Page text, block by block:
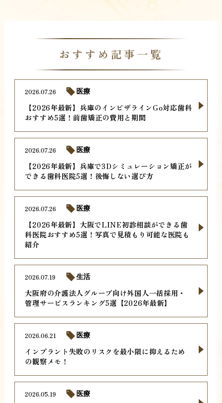
おすすめ記事一覧
【2026年最新】兵庫のインビザラインGo対応歯科
おすすめ5選！前歯矯正の費用と期間
2026.07.26 医療
【2026年最新】兵庫で3Dシミュレーション矯正が
できる歯科医院5選！後悔しない選び方
2026.07.26 医療
【2026年最新】大阪でLINE初診相談ができる歯
科医院おすすめ5選！写真で見積もり可能な医院も
紹介
2026.07.26 医療
大阪府の介護法人グループ向け外国人一括採用・
管理サービスランキング5選【2026年最新】
2026.07.19 生活
インプラント失敗のリスクを最小限に抑えるため
の観察メモ！
2026.06.21 医療
2026.05.19 医療